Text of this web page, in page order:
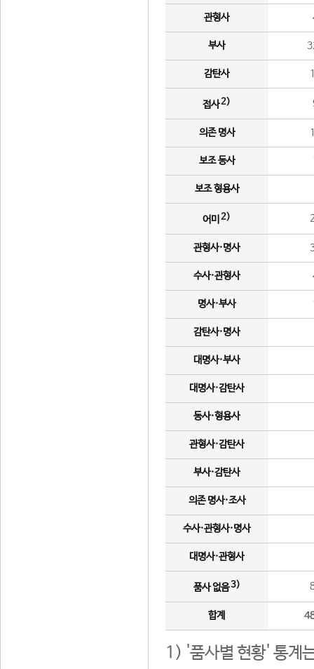
관형사
부사
감탄사
접사2)
의존 명사
보조 동사
보조 형용사
어미 2)
관형사·명사
수사·관형사
명사·부사
감탄사·명사
대명사·부사
대명사·감탄사
동사·형용사
관형사·감탄사
부사·감탄사
의존 명사·조사
수사·관형사·명사
대명사·관형사
품사 없음3)
합계
1) '품사별 현황' 통계